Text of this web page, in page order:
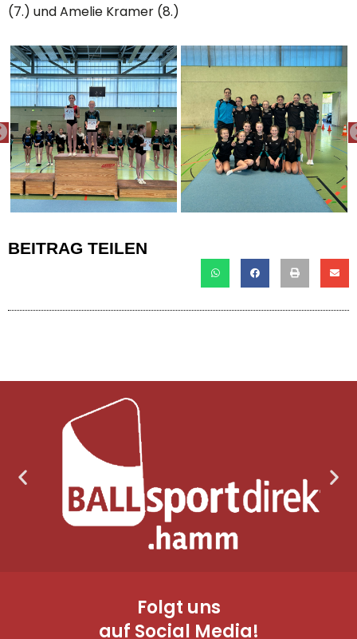
(7.) und Amelie Kramer (8.)
PREVIOUS
BEITRAG TEILEN
Folgt uns
auf Social Media!